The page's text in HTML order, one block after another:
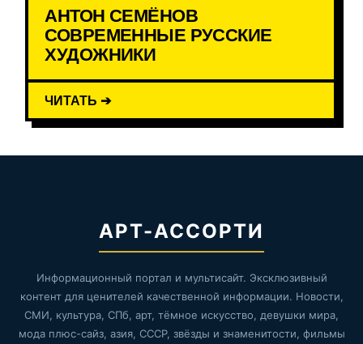
АНТОН СЕМЁНОВ
СОВРЕМЕННЫЕ РУССКИЕ
ХУДОЖНИКИ
ЧИТАТЬ ➔
АРТ-АССОРТИ
Информационный портал и мультисайт. Эксклюзивный
контент для ценителей качественной информации. Новости,
СМИ, культура, СПб, арт, тёмное искусство, девушки мира,
мода плюс-сайз, азия, СССР, звёзды и знаменитости, фильмы